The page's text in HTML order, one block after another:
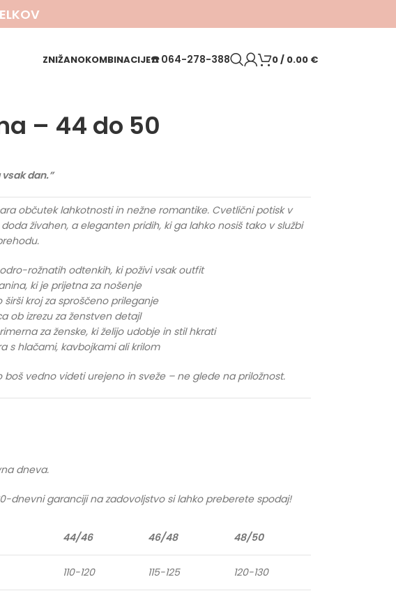
ZNIŽANOKOMBINACIJE☎️064-278-388 0/ 0.00 €
– 44 do 50
dan.”
občutek lahkotnosti in nežne romantike. Cvetlični potisk v
živahen, a eleganten pridih, ki ga lahko nosiš tako v službi
rožnatih odtenkih, ki poživi vsak outfit
ki je prijetna za nošenje
kroj za sproščeno prileganje
ob izrezu za ženstven detajl
za ženske, ki želijo udobje in stil hkrati
s hlačami, kavbojkami ali krilom
boš vedno videti urejeno in sveže – ne glede na priložnost.
dneva.
dnevni garanciji na zadovoljstvo si lahko preberete spodaj!
44/46 46/48 48/50
110-120 115-125 120-130